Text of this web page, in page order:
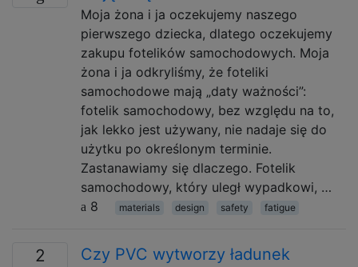
Moja żona i ja oczekujemy naszego
pierwszego dziecka, dlatego oczekujemy
zakupu fotelików samochodowych. Moja
żona i ja odkryliśmy, że foteliki
samochodowe mają „daty ważności”:
fotelik samochodowy, bez względu na to,
jak lekko jest używany, nie nadaje się do
użytku po określonym terminie.
Zastanawiamy się dlaczego. Fotelik
samochodowy, który uległ wypadkowi, …
8
materials design safety fatigue
2
Czy PVC wytworzy ładunek